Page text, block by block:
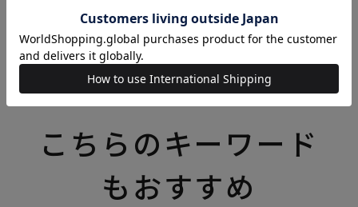
かわいいSNOOPY and Friendsの
商品一覧はこちら
こちらのキーワード
もおすすめ